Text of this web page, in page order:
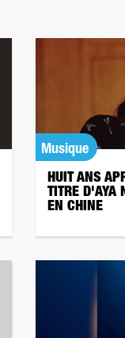
Musique
HUIT ANS
TITRE D'AYA
EN CHINE